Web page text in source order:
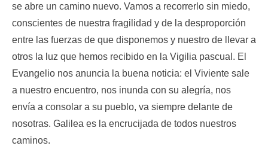
se abre un camino nuevo. Vamos a recorrerlo sin miedo,
conscientes de nuestra fragilidad y de la desproporción
entre las fuerzas de que disponemos y nuestro de llevar a
otros la luz que hemos recibido en la Vigilia pascual. El
Evangelio nos anuncia la buena noticia: el Viviente sale
a nuestro encuentro, nos inunda con su alegría, nos
envía a consolar a su pueblo, va siempre delante de
nosotras. Galilea es la encrucijada de todos nuestros
caminos.